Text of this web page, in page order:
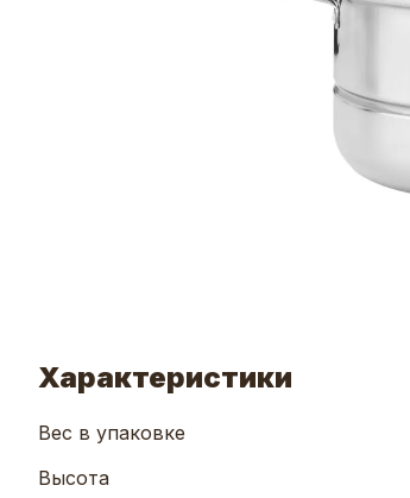
Характеристики
Вес в упаковке
Высота